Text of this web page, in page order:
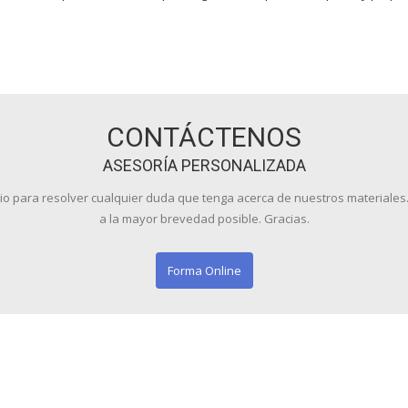
CONTÁCTENOS
ASESORÍA PERSONALIZADA
para resolver cualquier duda que tenga acerca de nuestros
a la mayor brevedad posible. Gracias.
Forma Online